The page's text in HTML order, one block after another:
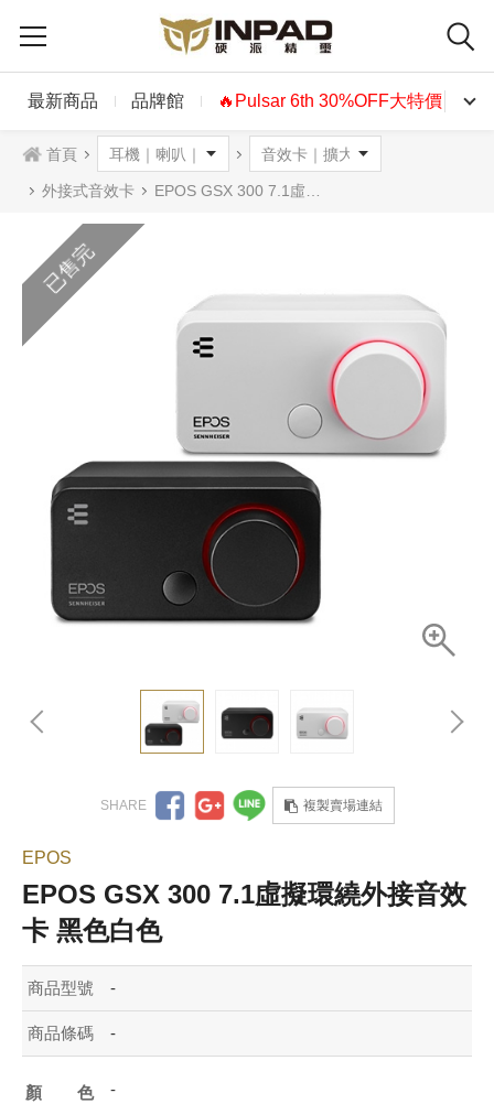
最新商品 品牌館 🔥Pulsar 6th 30%OFF大特價🔥
首頁
外接式音效卡 EPOS GSX 300 7.1虛擬環繞外接音效卡 黑色白色
已售完
複製賣場連結
EPOS
EPOS GSX 300 7.1虛擬環繞外接音效
卡 黑色白色
商品型號 -
商品條碼 -
顏色
-